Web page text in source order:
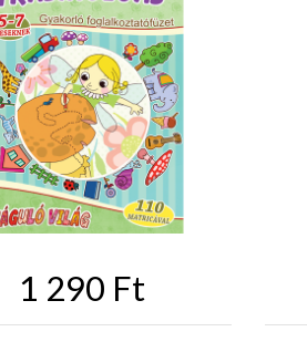
1 290 Ft